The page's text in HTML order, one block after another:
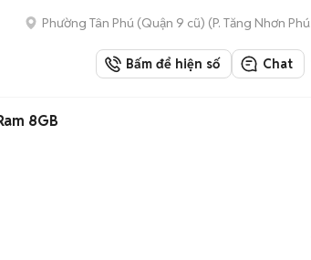
Phường Tân Phú (Quận 9 cũ) (P. Tăng Nhơn Phú
Bấm để hiện số Chat
8GB